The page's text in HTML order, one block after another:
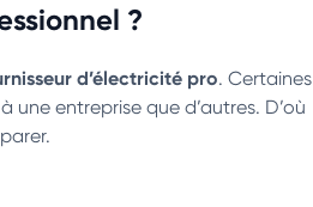
?
d’électricité pro. Certaines
une entreprise que d’autres. D’où